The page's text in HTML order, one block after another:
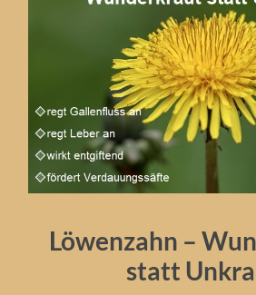
Löwenzahn –
statt